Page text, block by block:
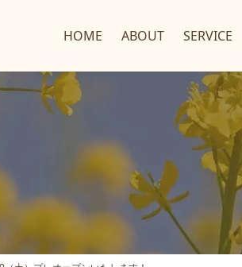
HOME ABOUT SERVICE